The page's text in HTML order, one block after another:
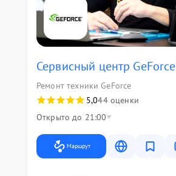
Сервисный центр GeForce
Ремонт техники GeForce
5,044 оценки
Открыто до 21:00
Маршрут